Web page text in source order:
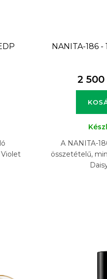
NANITA-186 -
2
A NANITA-
összetételű,